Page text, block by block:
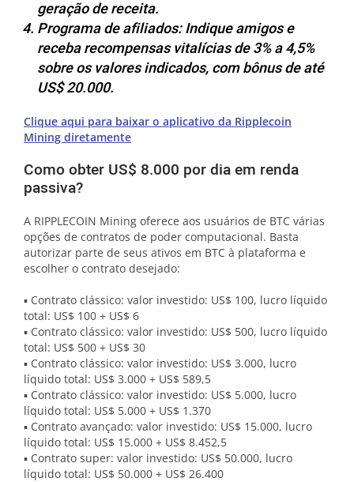
geração de receita.
Programa de afiliados: Indique amigos e
receba recompensas vitalícias de 3% a 4,5%
sobre os valores indicados, com bônus de até
US$ 20.000.
Clique aqui para baixar o aplicativo da Ripplecoin
Mining diretamente
Como obter US$ 8.000 por dia em renda
passiva?
A RIPPLECOIN Mining oferece aos usuários de BTC várias
opções de contratos de poder computacional. Basta
autorizar parte de seus ativos em BTC à plataforma e
escolher o contrato desejado:
▪ Contrato clássico: valor investido: US$ 100, lucro líquido
total: US$ 100 + US$ 6
▪ Contrato clássico: valor investido: US$ 500, lucro líquido
total: US$ 500 + US$ 30
▪ Contrato clássico: valor investido: US$ 3.000, lucro
líquido total: US$ 3.000 + US$ 589,5
▪ Contrato clássico: valor investido: US$ 5.000, lucro
líquido total: US$ 5.000 + US$ 1.370
▪ Contrato avançado: valor investido: US$ 15.000, lucro
líquido total: US$ 15.000 + US$ 8.452,5
▪ Contrato super: valor investido: US$ 50.000, lucro
líquido total: US$ 50.000 + US$ 26.400